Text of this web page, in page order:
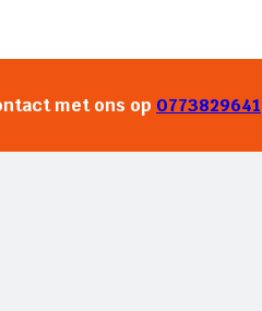
met ons op 0773829641